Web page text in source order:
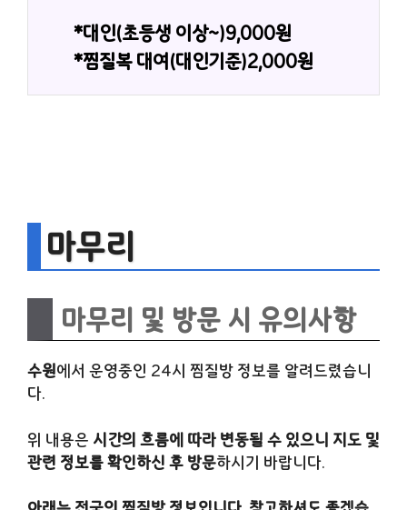
*대인(초등생 이상~)9,000원
*찜질복 대여(대인기준)2,000원
마무리
마무리 및 방문 시 유의사항
수원에서 운영중인 24시 찜질방 정보를 알려드렸습니
다.
위 내용은 시간의 흐름에 따라 변동될 수 있으니 지도 및
관련 정보를 확인하신 후 방문하시기 바랍니다.